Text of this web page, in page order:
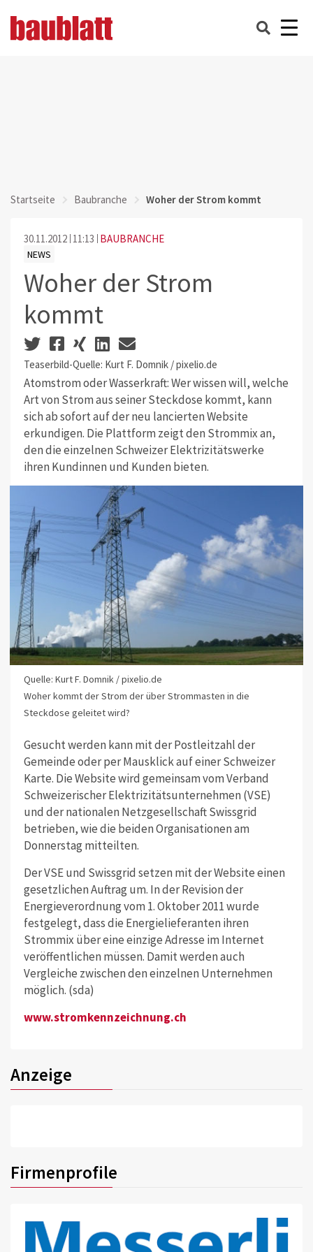
Startseite Baubranche Woher der Strom kommt
30.11.2012 11:13 BAUBRANCHE
NEWS
Woher der Strom
kommt
Teaserbild-Quelle: Kurt F. Domnik / pixelio.de
Atomstrom oder Wasserkraft: Wer wissen will, welche
Art von Strom aus seiner Steckdose kommt, kann
sich ab sofort auf der neu lancierten Website
erkundigen. Die Plattform zeigt den Strommix an,
den die einzelnen Schweizer Elektrizitätswerke
ihren Kundinnen und Kunden bieten.
Quelle: Kurt F. Domnik / pixelio.de
Woher kommt der Strom der über Strommasten in die
Steckdose geleitet wird?
Gesucht werden kann mit der Postleitzahl der
Gemeinde oder per Mausklick auf einer Schweizer
Karte. Die Website wird gemeinsam vom Verband
Schweizerischer Elektrizitätsunternehmen (VSE)
und der nationalen Netzgesellschaft Swissgrid
betrieben, wie die beiden Organisationen am
Donnerstag mitteilten.
Der VSE und Swissgrid setzen mit der Website einen
gesetzlichen Auftrag um. In der Revision der
Energieverordnung vom 1. Oktober 2011 wurde
festgelegt, dass die Energielieferanten ihren
Strommix über eine einzige Adresse im Internet
veröffentlichen müssen. Damit werden auch
Vergleiche zwischen den einzelnen Unternehmen
möglich. (sda)
www.stromkennzeichnung.ch
Anzeige
Firmenprofile